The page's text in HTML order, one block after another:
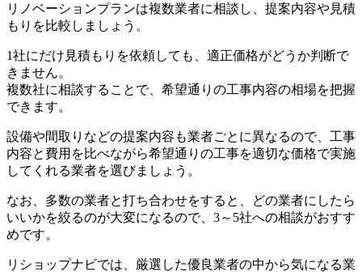
リノベーションプランは複数業者に相談し、提案内容や見積
もりを比較しましょう。
1社にだけ見積もりを依頼しても、適正価格がどうか判断で
きません。
複数社に相談することで、希望通りの工事内容の相場を把握
できます。
設備や間取りなどの提案内容も業者ごとに異なるので、工事
内容と費用を比べながら希望通りの工事を適切な価格で実施
してくれる業者を選びましょう。
なお、多数の業者と打ち合わせをすると、どの業者にしたら
いいかを絞るのが大変になるので、3～5社への相談がおすす
めです。
リショップナビでは、厳選した優良業者の中から気になる業